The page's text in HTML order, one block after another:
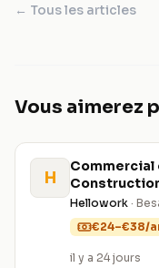
← Tous les articles
Vous aimerez
H
Commercial
Hellowork ·
€24–€38/
il y a 24 jours